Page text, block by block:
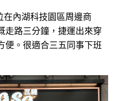
內湖科技園區周邊商
走路三分鐘，捷運出來穿
便。很適合三五同事下班